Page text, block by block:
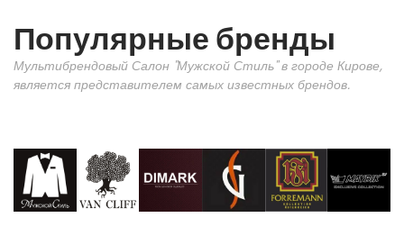
Популярные бренды
Мультибрендовый Салон "Мужской Стиль" в городе Кирове,
является представителем самых известных брендов.